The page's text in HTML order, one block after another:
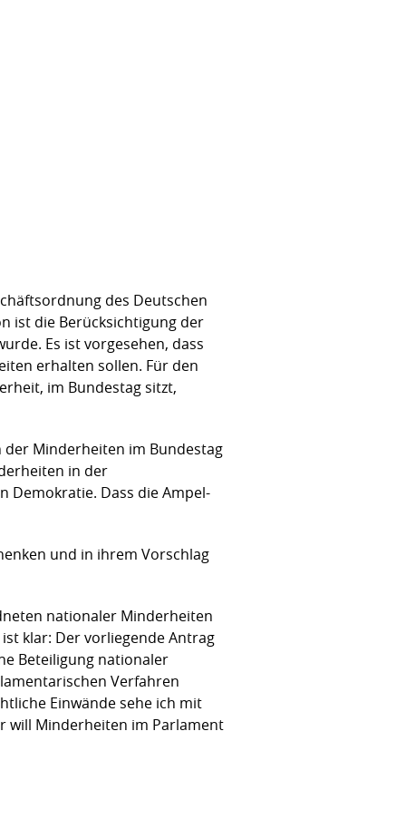
des Deutschen
ist die Berücksichtigung der
Es ist vorgesehen, dass
erhalten sollen. Für den
im Bundestag sitzt,
Minderheiten im Bundestag
in der
Demokratie. Dass die Ampel-
und in ihrem Vorschlag
nationaler Minderheiten
klar: Der vorliegende Antrag
Beteiligung nationaler
Verfahren
Einwände sehe ich mit
will Minderheiten im Parlament